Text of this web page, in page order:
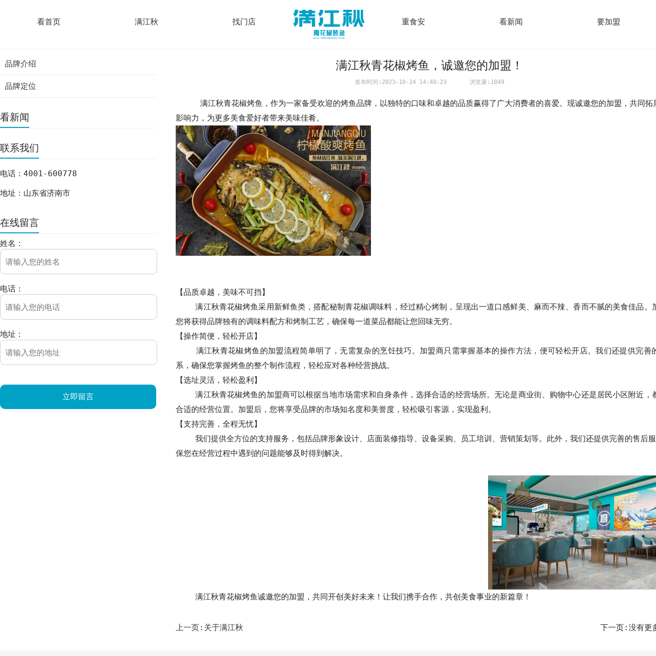
看首页 满江秋 找门店 重食安 看新闻 要加盟
品牌介绍
品牌定位
看新闻
联系我们
电话：4001-600778
地址：山东省济南市
在线留言
姓名：
电话：
地址：
立即留言
满江秋青花椒烤鱼，诚邀您的加盟！
发布时间:2023-10-24 14:40:23 浏览量:1849
满江秋青花椒烤鱼，作为一家备受欢迎的烤鱼品牌，以独特的口味和卓越的品质赢得了广大消费者的喜爱。现诚邀您的加盟，共同拓
影响力，为更多美食爱好者带来美味佳肴。
【品质卓越，美味不可挡】
满江秋青花椒烤鱼采用新鲜鱼类，搭配秘制青花椒调味料，经过精心烤制，呈现出一道口感鲜美、麻而不辣、香而不腻的美食佳品。
您将获得品牌独有的调味料配方和烤制工艺，确保每一道菜品都能让您回味无穷。
【操作简便，轻松开店】
满江秋青花椒烤鱼的加盟流程简单明了，无需复杂的烹饪技巧。加盟商只需掌握基本的操作方法，便可轻松开店。我们还提供完善
系，确保您掌握烤鱼的整个制作流程，轻松应对各种经营挑战。
【选址灵活，轻松盈利】
满江秋青花椒烤鱼的加盟商可以根据当地市场需求和自身条件，选择合适的经营场所。无论是商业街、购物中心还是居民小区附近，
合适的经营位置。加盟后，您将享受品牌的市场知名度和美誉度，轻松吸引客源，实现盈利。
【支持完善，全程无忧】
我们提供全方位的支持服务，包括品牌形象设计、店面装修指导、设备采购、员工培训、营销策划等。此外，我们还提供完善的售后
保您在经营过程中遇到的问题能够及时得到解决。
满江秋青花椒烤鱼诚邀您的加盟，共同开创美好未来！让我们携手合作，共创美食事业的新篇章！
上一页:关于满江秋 下一页:没有更